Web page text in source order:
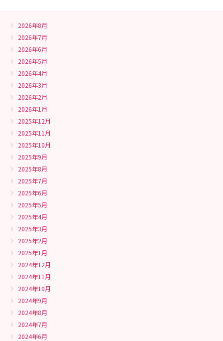
2026年8月
2026年7月
2026年6月
2026年5月
2026年4月
2026年3月
2026年2月
2026年1月
2025年12月
2025年11月
2025年10月
2025年9月
2025年8月
2025年7月
2025年6月
2025年5月
2025年4月
2025年3月
2025年2月
2025年1月
2024年12月
2024年11月
2024年10月
2024年9月
2024年8月
2024年7月
2024年6月